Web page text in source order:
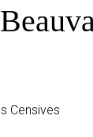
Censives